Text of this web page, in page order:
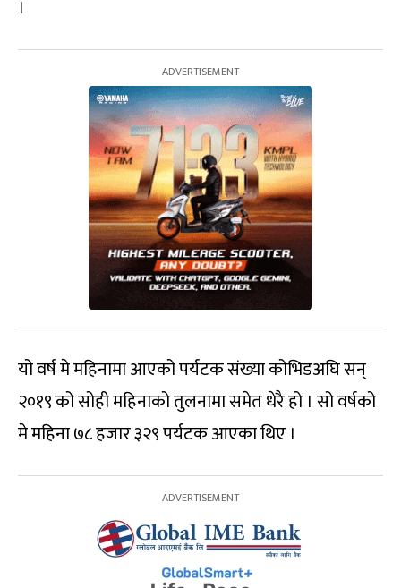
।
यो वर्ष मे महिनामा आएको पर्यटक संख्या कोभिडअघि सन्
२०१९ को सोही महिनाको तुलनामा समेत धेरै हो । सो वर्षको
मे महिना ७८ हजार ३२९ पर्यटक आएका थिए ।